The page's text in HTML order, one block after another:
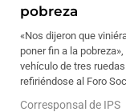
pobreza
«Nos dijeron que
poner fin a la
vehículo de tres
refiriéndose al Foro
Corresponsal de IPS